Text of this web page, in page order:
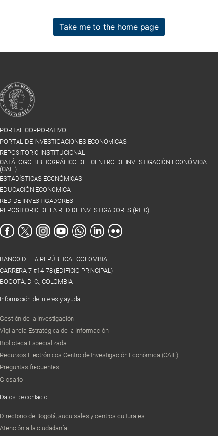
Take me to the home page
PORTAL CORPORATIVO
PORTAL DE INVESTIGACIONES ECONÓMICAS
REPOSITORIO INSTITUCIONAL
CATÁLOGO BIBLIOGRÁFICO DEL CENTRO DE INVESTIGACIÓN ECONÓMICA
(CAIE)
ESTADÍSTICAS ECONÓMICAS
EDUCACIÓN ECONÓMICA
RED DE INVESTIGADORES
REPOSITORIO DE LA RED DE INVESTIGADORES (RIEC)
BANCO DE LA REPÚBLICA | COLOMBIA
CARRERA 7 #14-78 (EDIFICIO PRINCIPAL)
BOGOTÁ, D. C., COLOMBIA
Información de interés y ayuda
Gestión de la Investigación
Vigilancia Estratégica de la Información
Biblioteca Especializada
Recursos Electrónicos Centro de Investigación Económica (CAIE)
Preguntas frecuentes
Glosario
Datos de contacto
Directorio de Bogotá, sucursales y centros culturales
Atención a la ciudadanía